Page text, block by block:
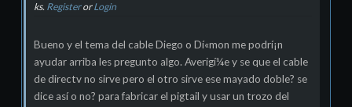
ks. RegisterorLogin
Bueno y el tema del cable Diego o Dí«mon me podrí¡n
ayudar arriba les pregunto algo. Averigí¼e y se que el cable
de directv no sirve pero el otro sirve ese mayado doble? se
dice así­ o no? para fabricar el pigtail y usar un trozo del